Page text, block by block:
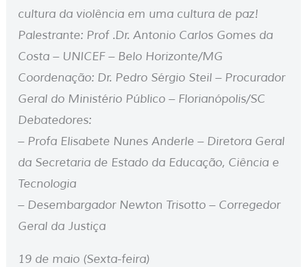
cultura da violência em uma cultura de paz!
Palestrante: Prof .Dr. Antonio Carlos Gomes da
Costa – UNICEF – Belo Horizonte/MG
Coordenação: Dr. Pedro Sérgio Steil – Procurador
Geral do Ministério Público – Florianópolis/SC
Debatedores:
– Profa Elisabete Nunes Anderle – Diretora Geral
da Secretaria de Estado da Educação, Ciência e
Tecnologia
– Desembargador Newton Trisotto – Corregedor
Geral da Justiça
19 de maio (Sexta-feira)